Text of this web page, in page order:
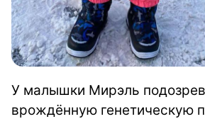
У малышки Мирэль
врождённую генетическую